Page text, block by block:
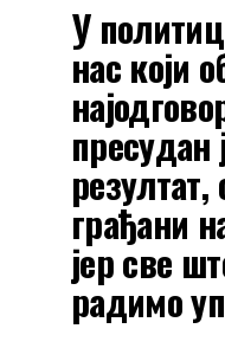
У
нас који
пресудан
грађани
јер све
радимо